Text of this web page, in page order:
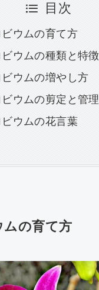
目次
ウムの育て方
ウムの種類と特徴
ウムの増やし方
ウムの剪定と管理
ウムの花言葉
の育て方